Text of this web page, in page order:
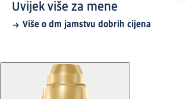
Uvijek više za mene
Više o dm jamstvu dobrih cijena